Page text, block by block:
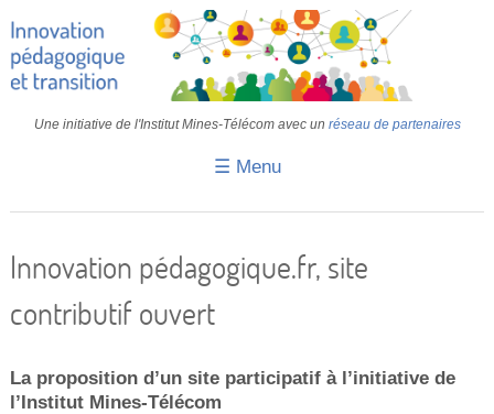
Une initiative de l'Institut Mines-Télécom avec un réseau de partenaires
☰ Menu
Retours d’expériences
IA
Innovation pédagogique.fr, site
contributif ouvert
La proposition d’un site participatif à l’initiative de
l’Institut Mines-Télécom